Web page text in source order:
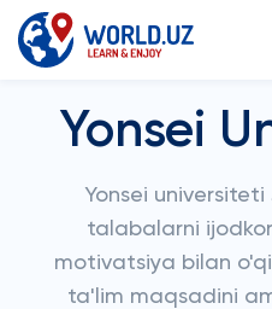
Yonsei
Yonsei
talabalarni
motivatsiya bilan
ta'lim maqsadini